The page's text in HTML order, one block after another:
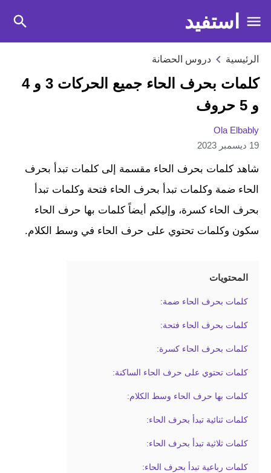
استفيد
الرئيسية دروس الحضانة
كلمات بحرف الحاء جميع الحركات 3 و 4
و 5 حروف
Ola Elbably
19 ديسمبر 2023
شاهد كلمات بحرف الحاء مقسمة إلى كلمات تبدأ بحرف
الحاء ضمة وكلمات تبدأ بحرف الحاء فتحة وكلمات تبدأ
بحرف الحاء كسرة، وإليكم أيضاً كلمات بها حرف الحاء
سكون وكلمات تحتوي على حرف الحاء في وسط الكلام.
المحتويات
كلمات بحرف الحاء ضمة:
كلمات بحرف الحاء فتحة:
كلمات بحرف الحاء كسرة:
كلمات تحتوي على حرف الحاء الساكنة:
كلمات بها حرف الحاء وسط الكلام:
كلمات ثنائية تبدأ بحرف الحاء:
كلمات ثلاثية تبدأ بحرف الحاء:
كلمات رباعية تبدأ بحرف الحاء: